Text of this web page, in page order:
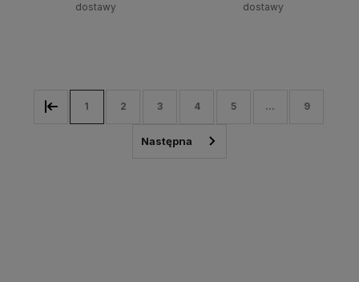
dostawy
dostawy
1 2 3 4 5 ... 9